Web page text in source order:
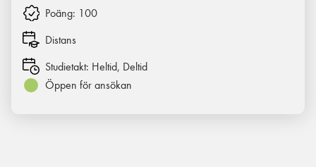
Poäng: 100
Distans
Studietakt: Heltid, Deltid
Öppen för ansökan